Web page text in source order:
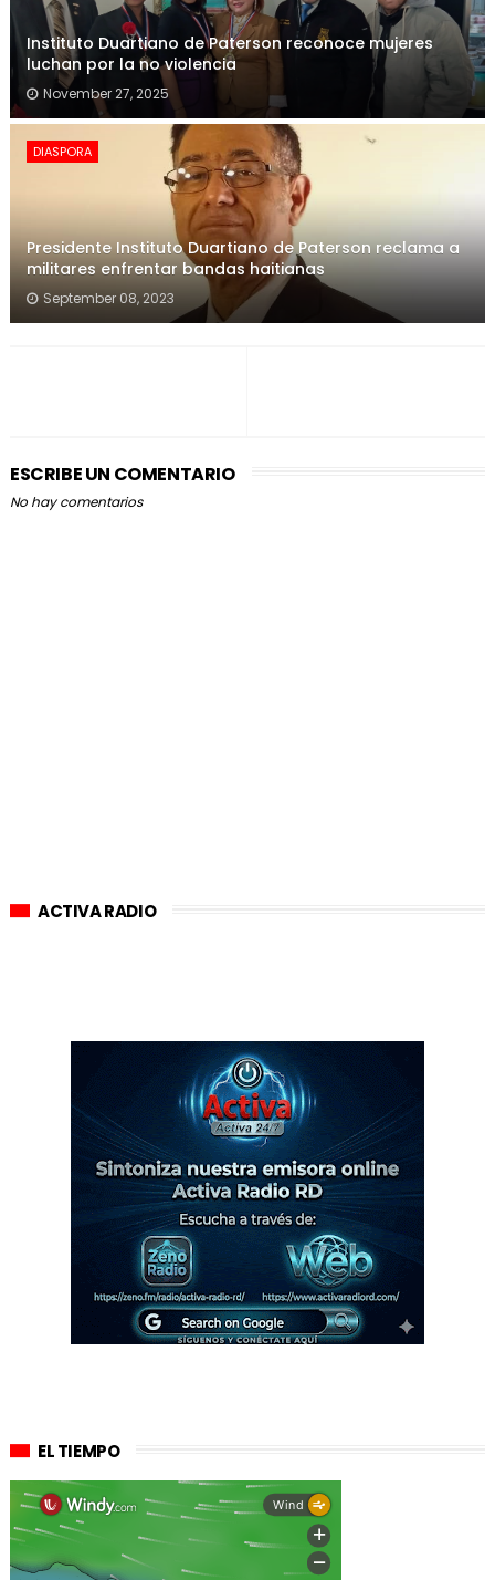
Instituto Duartiano de Paterson reconoce mujeres
luchan por la no violencia
November 27, 2025
DIASPORA
Presidente Instituto Duartiano de Paterson reclama a
militares enfrentar bandas haitianas
September 08, 2023
ESCRIBE UN COMENTARIO
No hay comentarios
ACTIVA RADIO
EL TIEMPO